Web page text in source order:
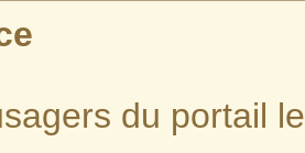
du portail